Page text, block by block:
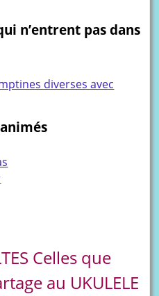
n’entrent pas dans
diverses avec
Celles que
au UKULELE